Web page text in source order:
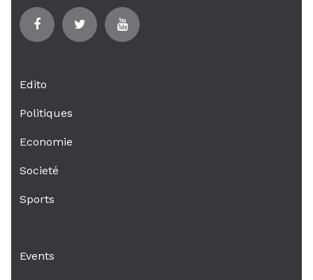
Edito
Politiques
Economie
Societé
Sports
Events